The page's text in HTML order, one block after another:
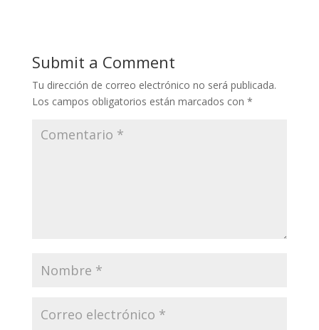
Submit a Comment
Tu dirección de correo electrónico no será publicada.
Los campos obligatorios están marcados con *